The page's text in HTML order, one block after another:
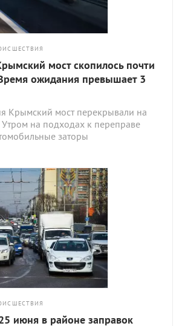
мост скопилось почти
ожидания превышает 3
Крымский мост перекрывали на
Утром на подходах к переправе
заторы
июня в районе заправок